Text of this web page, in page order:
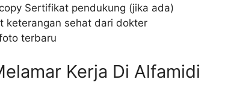
Sertifikat pendukung (jika ada)
keterangan sehat dari dokter
terbaru
Kerja Di Alfamidi